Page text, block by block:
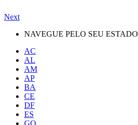
Next
NAVEGUE PELO SEU ESTADO
AC
AL
AM
AP
BA
CE
DF
ES
GO